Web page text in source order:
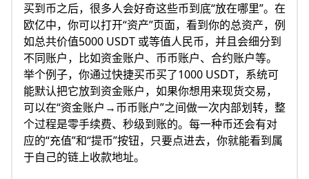
买到币之后，很多人会好奇这些币到底“放在哪里”。在
欧亿中，你可以打开“资产”页面，看到你的总资产，例
如总共价值5000 USDT 或等值人民币，并且会细分到
不同账户，比如资金账户、币币账户、合约账户等。
举个例子，你通过快捷买币买了1000 USDT，系统可
能默认把它放到资金账户，如果你想用来现货交易，
可以在“资金账户→币币账户”之间做一次内部划转，整
个过程是零手续费、秒级到账的。每一种币还会有对
应的“充值”和“提币”按钮，只要点进去，你就能看到属
于自己的链上收款地址。